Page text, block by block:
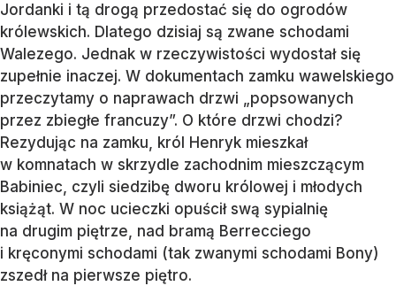
Jordanki i tą drogą przedostać się do ogrodów
królewskich. Dlatego dzisiaj są zwane schodami
Walezego. Jednak w rzeczywistości wydostał się
zupełnie inaczej. W dokumentach zamku wawelskiego
przeczytamy o naprawach drzwi „popsowanych
przez zbiegłe francuzy”. O które drzwi chodzi?
Rezydując na zamku, król Henryk mieszkał
w komnatach w skrzydle zachodnim mieszczącym
Babiniec, czyli siedzibę dworu królowej i młodych
książąt. W noc ucieczki opuścił swą sypialnię
na drugim piętrze, nad bramą Berrecciego
i kręconymi schodami (tak zwanymi schodami Bony)
zszedł na pierwsze piętro.